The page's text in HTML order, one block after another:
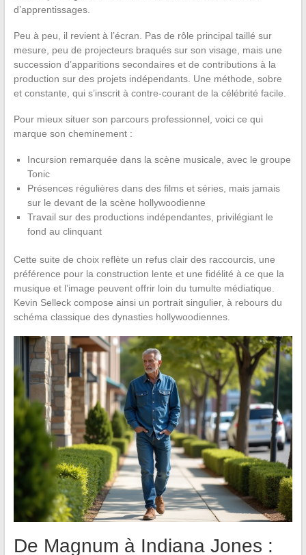
d’apprentissages.
Peu à peu, il revient à l’écran. Pas de rôle principal taillé sur
mesure, peu de projecteurs braqués sur son visage, mais une
succession d’apparitions secondaires et de contributions à la
production sur des projets indépendants. Une méthode, sobre
et constante, qui s’inscrit à contre-courant de la célébrité facile.
Pour mieux situer son parcours professionnel, voici ce qui
marque son cheminement :
Incursion remarquée dans la scène musicale, avec le groupe
Tonic
Présences régulières dans des films et séries, mais jamais
sur le devant de la scène hollywoodienne
Travail sur des productions indépendantes, privilégiant le
fond au clinquant
Cette suite de choix reflète un refus clair des raccourcis, une
préférence pour la construction lente et une fidélité à ce que la
musique et l’image peuvent offrir loin du tumulte médiatique.
Kevin Selleck compose ainsi un portrait singulier, à rebours du
schéma classique des dynasties hollywoodiennes.
De Magnum à Indiana Jones :